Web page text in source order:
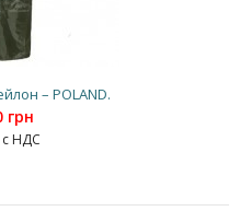
– POLAND.
грн
с НДС